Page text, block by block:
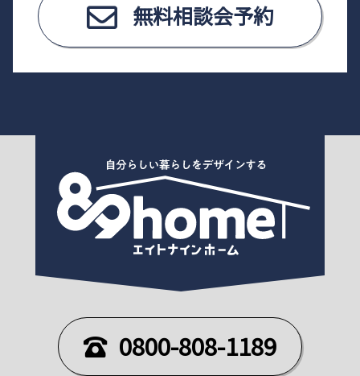
無料相談会予約
0800-808-1189